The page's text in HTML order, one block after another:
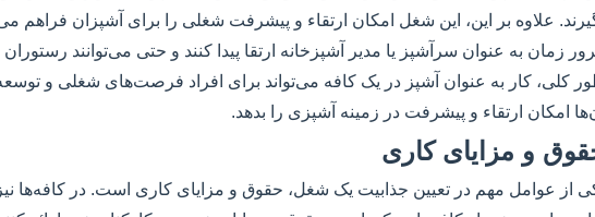
علاوه بر این، این شغل امکان ارتقاء و پیشرفت شغلی را برای آشپزان فراهم
زمان به عنوان سرآشپز یا مدیر آشپزخانه ارتقا پیدا کنند و حتی می‌توانند رستوران
کلی، کار به عنوان آشپز در یک کافه می‌تواند برای افراد فرصت‌های شغلی و
امکان ارتقاء و پیشرفت در زمینه آشپزی را بدهد.
و مزایای کاری
از عوامل مهم در تعیین جذابیت یک شغل، حقوق و مزایای کاری است. در کافه‌ها